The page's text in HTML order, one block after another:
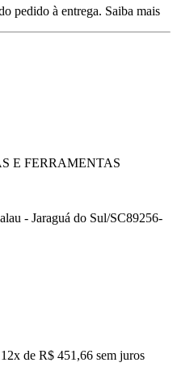
pedido à entrega. Saiba mais
E FERRAMENTAS
- Jaraguá do Sul/SC89256-
12x de R$ 451,66 sem juros